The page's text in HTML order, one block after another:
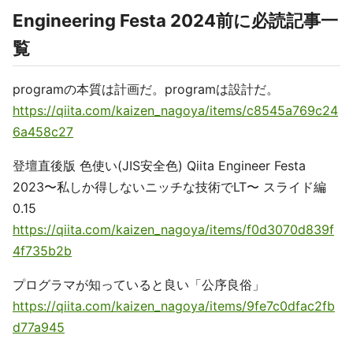
Engineering Festa 2024前に必読記事一
覧
programの本質は計画だ。programは設計だ。
https://qiita.com/kaizen_nagoya/items/c8545a769c24
6a458c27
登壇直後版 色使い(JIS安全色) Qiita Engineer Festa
2023〜私しか得しないニッチな技術でLT〜 スライド編
0.15
https://qiita.com/kaizen_nagoya/items/f0d3070d839f
4f735b2b
プログラマが知っていると良い「公序良俗」
https://qiita.com/kaizen_nagoya/items/9fe7c0dfac2fb
d77a945